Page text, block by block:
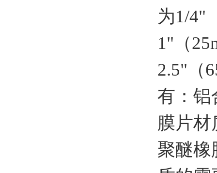
为1/4"
1"（
2.5"（
有：铝
膜片
聚醚橡